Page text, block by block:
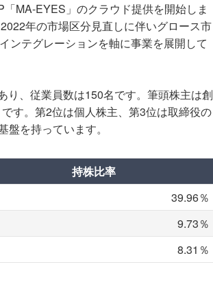
MA-EYES」のクラウド提供を開始しま
年の市場区分見直しに伴いグロース市
ンテグレーションを軸に事業を展開して
り、従業員数は150名です。筆頭株主は創
す。第2位は個人株主、第3位は取締役の
を持っています。
持株比率
39.96％
9.73％
8.31％